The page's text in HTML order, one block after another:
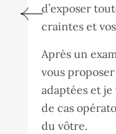
d’exposer
craintes et
Après un
vous
adaptées et
de cas
du vôtre.